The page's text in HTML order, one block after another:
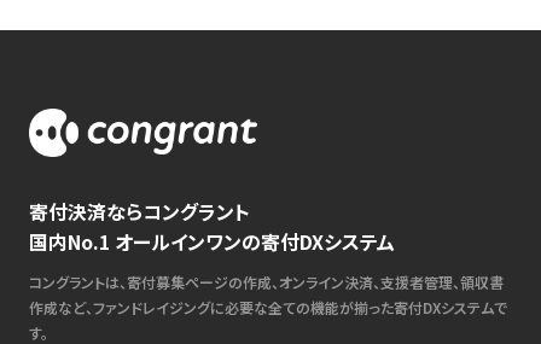
寄付決済ならコングラント
国内No.1 オールインワンの寄付DXシステム
コングラントは、寄付募集ページの作成、オンライン決済、支援者管理、領収書
作成など、ファンドレイジングに必要な全ての機能が揃った寄付DXシステムで
す。